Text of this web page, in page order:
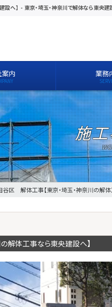
設へ】 - 東京・埼玉・神奈川で解体なら東央建
案内 業務
施
谷区 解体工事【東京・埼玉・神奈川の解体
解体工事なら東央建設へ】